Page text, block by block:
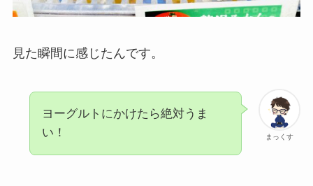
見た瞬間に感じたんです。
まっくす
ヨーグルトにかけたら絶対うま
い！